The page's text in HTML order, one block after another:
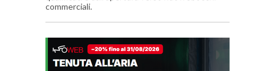
commerciali.